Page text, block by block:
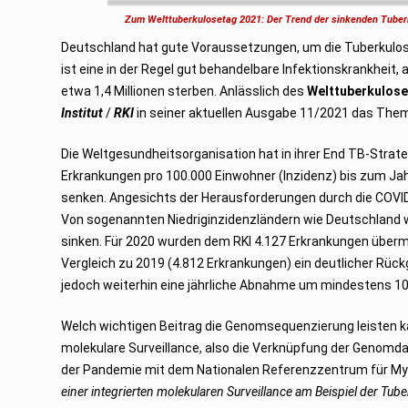
2
Zum Welttuberkulosetag 2021: Der Trend der sinkenden
Deutschland hat gute Voraussetzungen, um die
ist eine in der Regel gut behandelbare
etwa 1,4 Millionen sterben. Anlässlich des
Institut/RKIin seiner aktuellen Ausgabe 11/2021 das
Die Weltgesundheitsorganisation hat in ihrer End TB-
Erkrankungen pro 100.000 Einwohner (Inzidenz) bis zum
senken. Angesichts der Herausforderungen durch die
Von sogenannten Niedriginzidenzländern wie Deutschland
sinken. Für 2020 wurden dem RKI 4.127 Erkrankungen
Vergleich zu 2019 (4.812 Erkrankungen) ein deutlicher
jedoch weiterhin eine jährliche Abnahme um mindestens
Welch wichtigen Beitrag die Genomsequenzierung leisten
molekulare Surveillance, also die Verknüpfung der
der Pandemie mit dem Nationalen Referenzzentrum für
einer integrierten molekularen Surveillance am Beispiel der